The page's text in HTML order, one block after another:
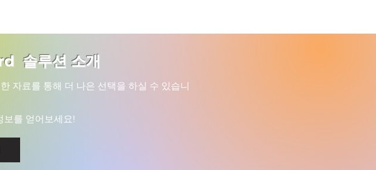
솔루션 소개
자료를 통해 더 나은 선택을 하실 수 있습니
보를 얻어보세요!